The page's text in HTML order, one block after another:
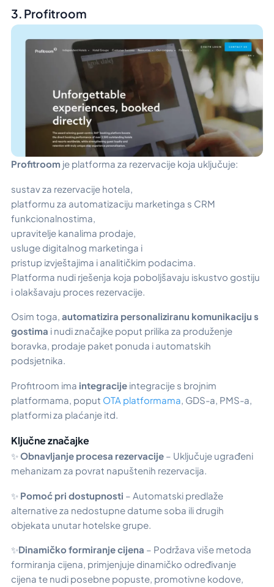
3. Profitroom
Profitroom je platforma za rezervacije koja uključuje:
sustav za rezervacije hotela,
platformu za automatizaciju marketinga s CRM
funkcionalnostima,
upravitelje kanalima prodaje,
usluge digitalnog marketinga i
pristup izvještajima i analitičkim podacima.
Platforma nudi rješenja koja poboljšavaju iskustvo gostiju
i olakšavaju proces rezervacije.
Osim toga, automatizira personaliziranu komunikaciju s
gostima i nudi značajke poput prilika za produženje
boravka, prodaje paket ponuda i automatskih
podsjetnika.
Profitroom ima integracije integracije s brojnim
platformama, poput OTA platformama , GDS-a, PMS-a,
platformi za plaćanje itd.
Ključne značajke
✨Obnavljanje procesa rezervacije – Uključuje ugrađeni
mehanizam za povrat napuštenih rezervacija.
✨ Pomoć pri dostupnosti – Automatski predlaže
alternative za nedostupne datume soba ili drugih
objekata unutar hotelske grupe.
✨Dinamičko formiranje cijena – Podržava više metoda
formiranja cijena, primjenjuje dinamičko određivanje
cijena te nudi posebne popuste, promotivne kodove,